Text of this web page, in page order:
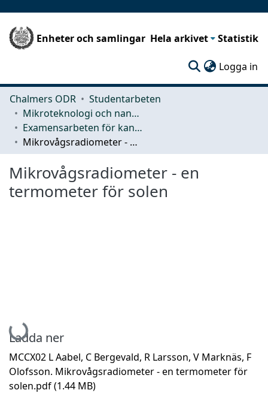
Enheter och samlingar Hela arkivet Statistik
Logga in
Chalmers ODR
Studentarbeten
Mikroteknologi och nanovetenskap (MC2)
Examensarbeten för kandidatexamen
Mikrovågsradiometer - en termometer för solen
Mikrovågsradiometer - en
termometer för solen
Hämtar...
Ladda ner
MCCX02 L Aabel, C Bergevald, R Larsson, V Marknäs, F
Olofsson. Mikrovågsradiometer - en termometer för
solen.pdf(1.44 MB)